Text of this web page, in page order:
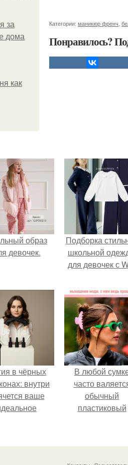
за
дома
как
Категории: маникюр френч
Понравилось?
образ
девочек.
Подборка
школьной
для девочек с
в чёрных
внутри
ваше
В любой
часто
обычный
пластиковый